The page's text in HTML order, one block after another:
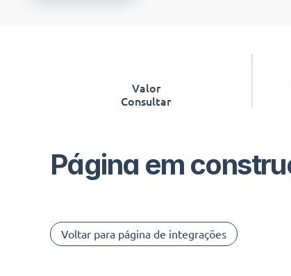
Valor
Consultar
Página em
Voltar para página de integrações